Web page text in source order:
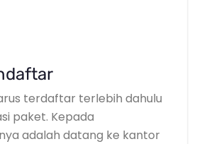
terdaftar terlebih dahulu
paket. Kepada
adalah datang ke kantor